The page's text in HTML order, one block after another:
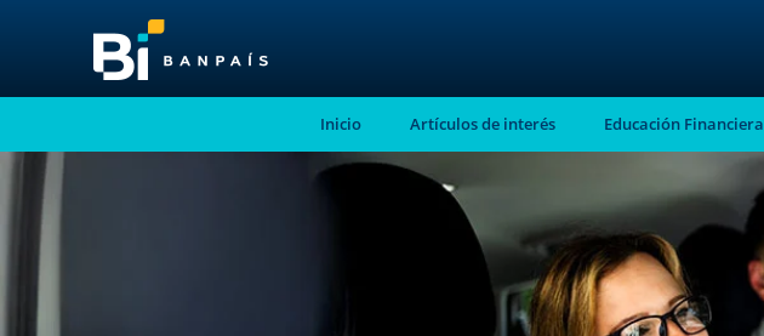
¡No te pierdas nuestro
nuevo contenido!
Inicio Artículos de interés Educación Financiera